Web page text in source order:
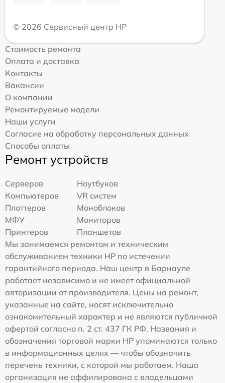
© 2026 Сервисный центр HP
Стоимость ремонта
Оплата и доставка
Контакты
Вакансии
О компании
Ремонтируемые модели
Наши услуги
Согласие на обработку персональных данных
Способы оплаты
Ремонт устройств
Серверов
Ноутбуков
Компьютеров
VR систем
Плоттеров
Моноблоков
МФУ
Мониторов
Принтеров
Планшетов
Мы занимаемся ремонтом и техническим
обслуживанием техники HP по истечении
гарантийного периода. Наш центр в Барнауле
работает независимо и не имеет официальной
авторизации от производителя. Цены на ремонт,
указанные на сайте, носят исключительно
ознакомительный характер и не являются публичной
офертой согласно п. 2 ст. 437 ГК РФ. Названия и
обозначения торговой марки HP упоминаются только
в информационных целях — чтобы обозначить
перечень техники, с которой мы работаем. Наша
организация не аффилирована с владельцами